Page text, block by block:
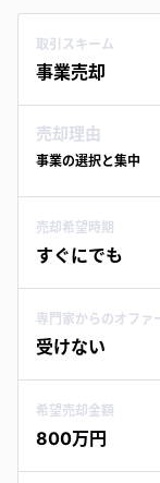
取引スキーム
事業売却
売却理由
事業の選択と集中
売却希望時期
すぐにでも
専門家からのオファ
受けない
希望売却金額
800万円